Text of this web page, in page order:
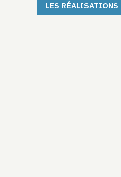
LES RÉALISATIONS